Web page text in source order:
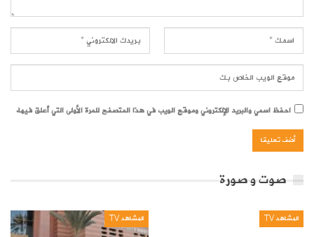
احفظ اسمي والبريد الإلكتروني وموقع الويب في هذا المتصفح للمرة الأولى التي أعلق فيها.
صوت و صورة
المشاهد TV المشاهد TV